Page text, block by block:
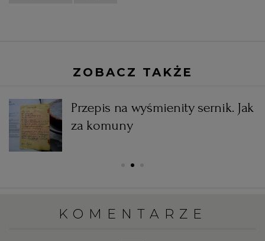
ZOBACZ TAKŻE
Przepis na wyśmienity sernik. Jak
za komuny
KOMENTARZE